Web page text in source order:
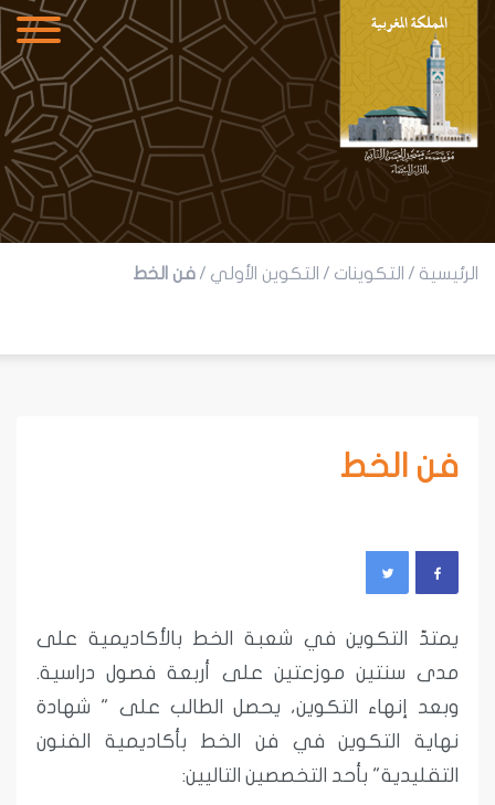
الرئيسية / التكوينات / التكوين الأولي / فن الخط
فن الخط
يمتدّ التكوين في شعبة الخط بالأكاديمية على
مدى سنتين موزعتين على أربعة فصول دراسية.
وبعد إنهاء التكوين، يحصل الطالب على " شهادة
نهاية التكوين في فن الخط بأكاديمية الفنون
التقليدية" بأحد التخصصين التاليين: